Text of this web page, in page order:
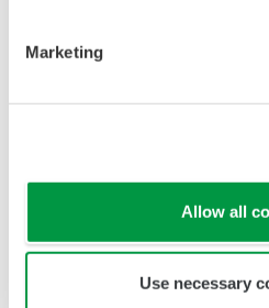
Marketing
Allow all
Use necessary
Risikobewertung im Rahmen
Die erfahrenen
bewerten Ihre
und priorisieren wir
profundem Wissensschatz an
Erkenntnissen bei